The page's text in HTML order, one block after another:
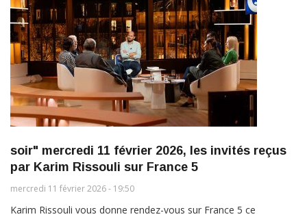
soir" mercredi 11 février 2026, les invités reçus
par Karim Rissouli sur France 5
mercredi 11 février 2026 - 19:50
Karim Rissouli vous donne rendez-vous sur France 5 ce